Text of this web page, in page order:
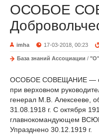
ОСОБОЕ
imha 17-03-2018, 00:23
База знаний Ассоциации / "О"
ОСОБОЕ СОВЕЩАНИЕ —
при верховном
генерал М.В. Алексееве,
31.08.1918 г. С октября
главнокомандующем
Упразднено 30.12.1919 г.